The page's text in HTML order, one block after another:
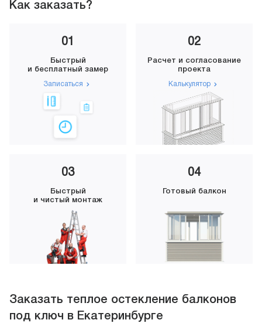
Как заказать?
01
Быстрый
и бесплатный замер
Записаться
02
Расчет и согласование
проекта
Калькулятор
03
Быстрый
и чистый монтаж
04
Готовый балкон
Заказать теплое остекление балконов
под ключ в Екатеринбурге